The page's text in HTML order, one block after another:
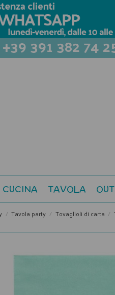
+39 391 382 74
CUCINA TAVOLA
Tavola party Tovaglioli di carta